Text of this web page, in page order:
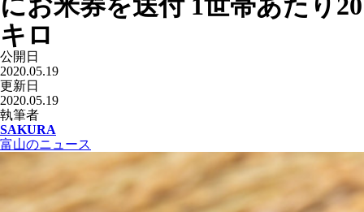
キロ
公開日
2020.05.19
更新日
2020.05.19
執筆者
SAKURA
富山のニュース